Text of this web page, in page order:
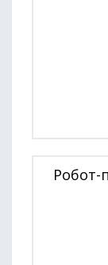
Робот-